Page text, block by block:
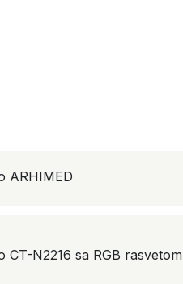
ARHIMED
CT-N2216 sa RGB rasvetom